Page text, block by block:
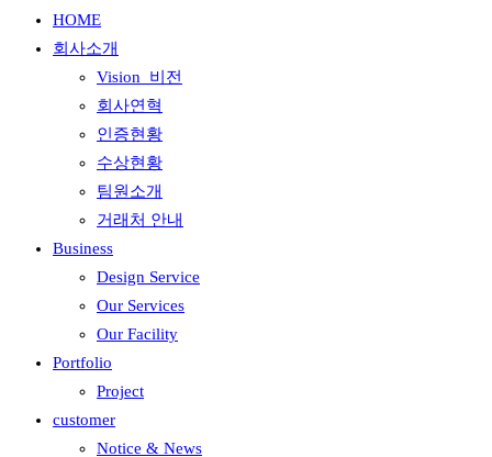
HOME
회사소개
Vision_비전
회사연혁
인증현황
수상현황
팀원소개
거래처 안내
Business
Design Service
Our Services
Our Facility
Portfolio
Project
customer
Notice & News